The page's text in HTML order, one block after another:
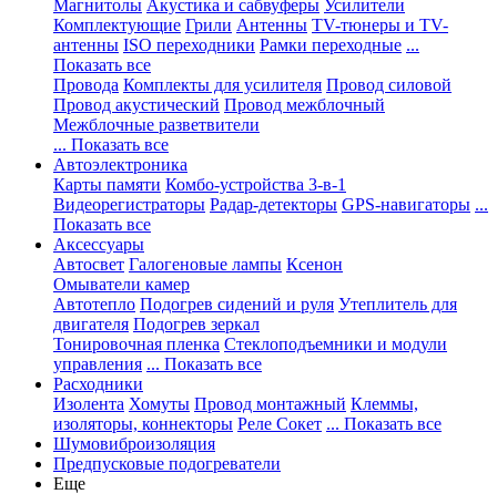
Магнитолы Акустика и сабвуферы Усилители
Комплектующие Грили Антенны TV-тюнеры и TV-
антенны ISO переходники Рамки переходные ...
Показать все
Провода Комплекты для усилителя Провод силовой
Провод акустический Провод межблочный
Межблочные разветвители
... Показать все
Автоэлектроника
Карты памяти Комбо-устройства 3-в-1
Видеорегистраторы Радар-детекторы GPS-навигаторы ...
Показать все
Аксессуары
Автосвет Галогеновые лампы Ксенон
Омыватели камер
Автотепло Подогрев сидений и руля Утеплитель для
двигателя Подогрев зеркал
Тонировочная пленка Стеклоподъемники и модули
управления ... Показать все
Расходники
Изолента Хомуты Провод монтажный Клеммы,
изоляторы, коннекторы Реле Сокет ... Показать все
Шумовиброизоляция
Предпусковые подогреватели
Еще